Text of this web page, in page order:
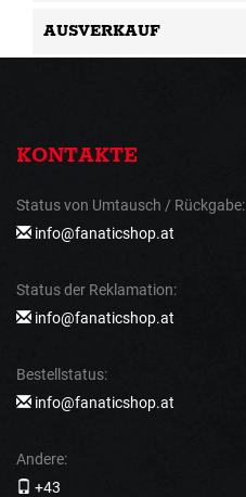
AUSVERKAUF
KONTAKTE
Status von Umtausch / Rückgabe:
info@fanaticshop.at
Status der Reklamation:
info@fanaticshop.at
Bestellstatus:
info@fanaticshop.at
Andere:
+43